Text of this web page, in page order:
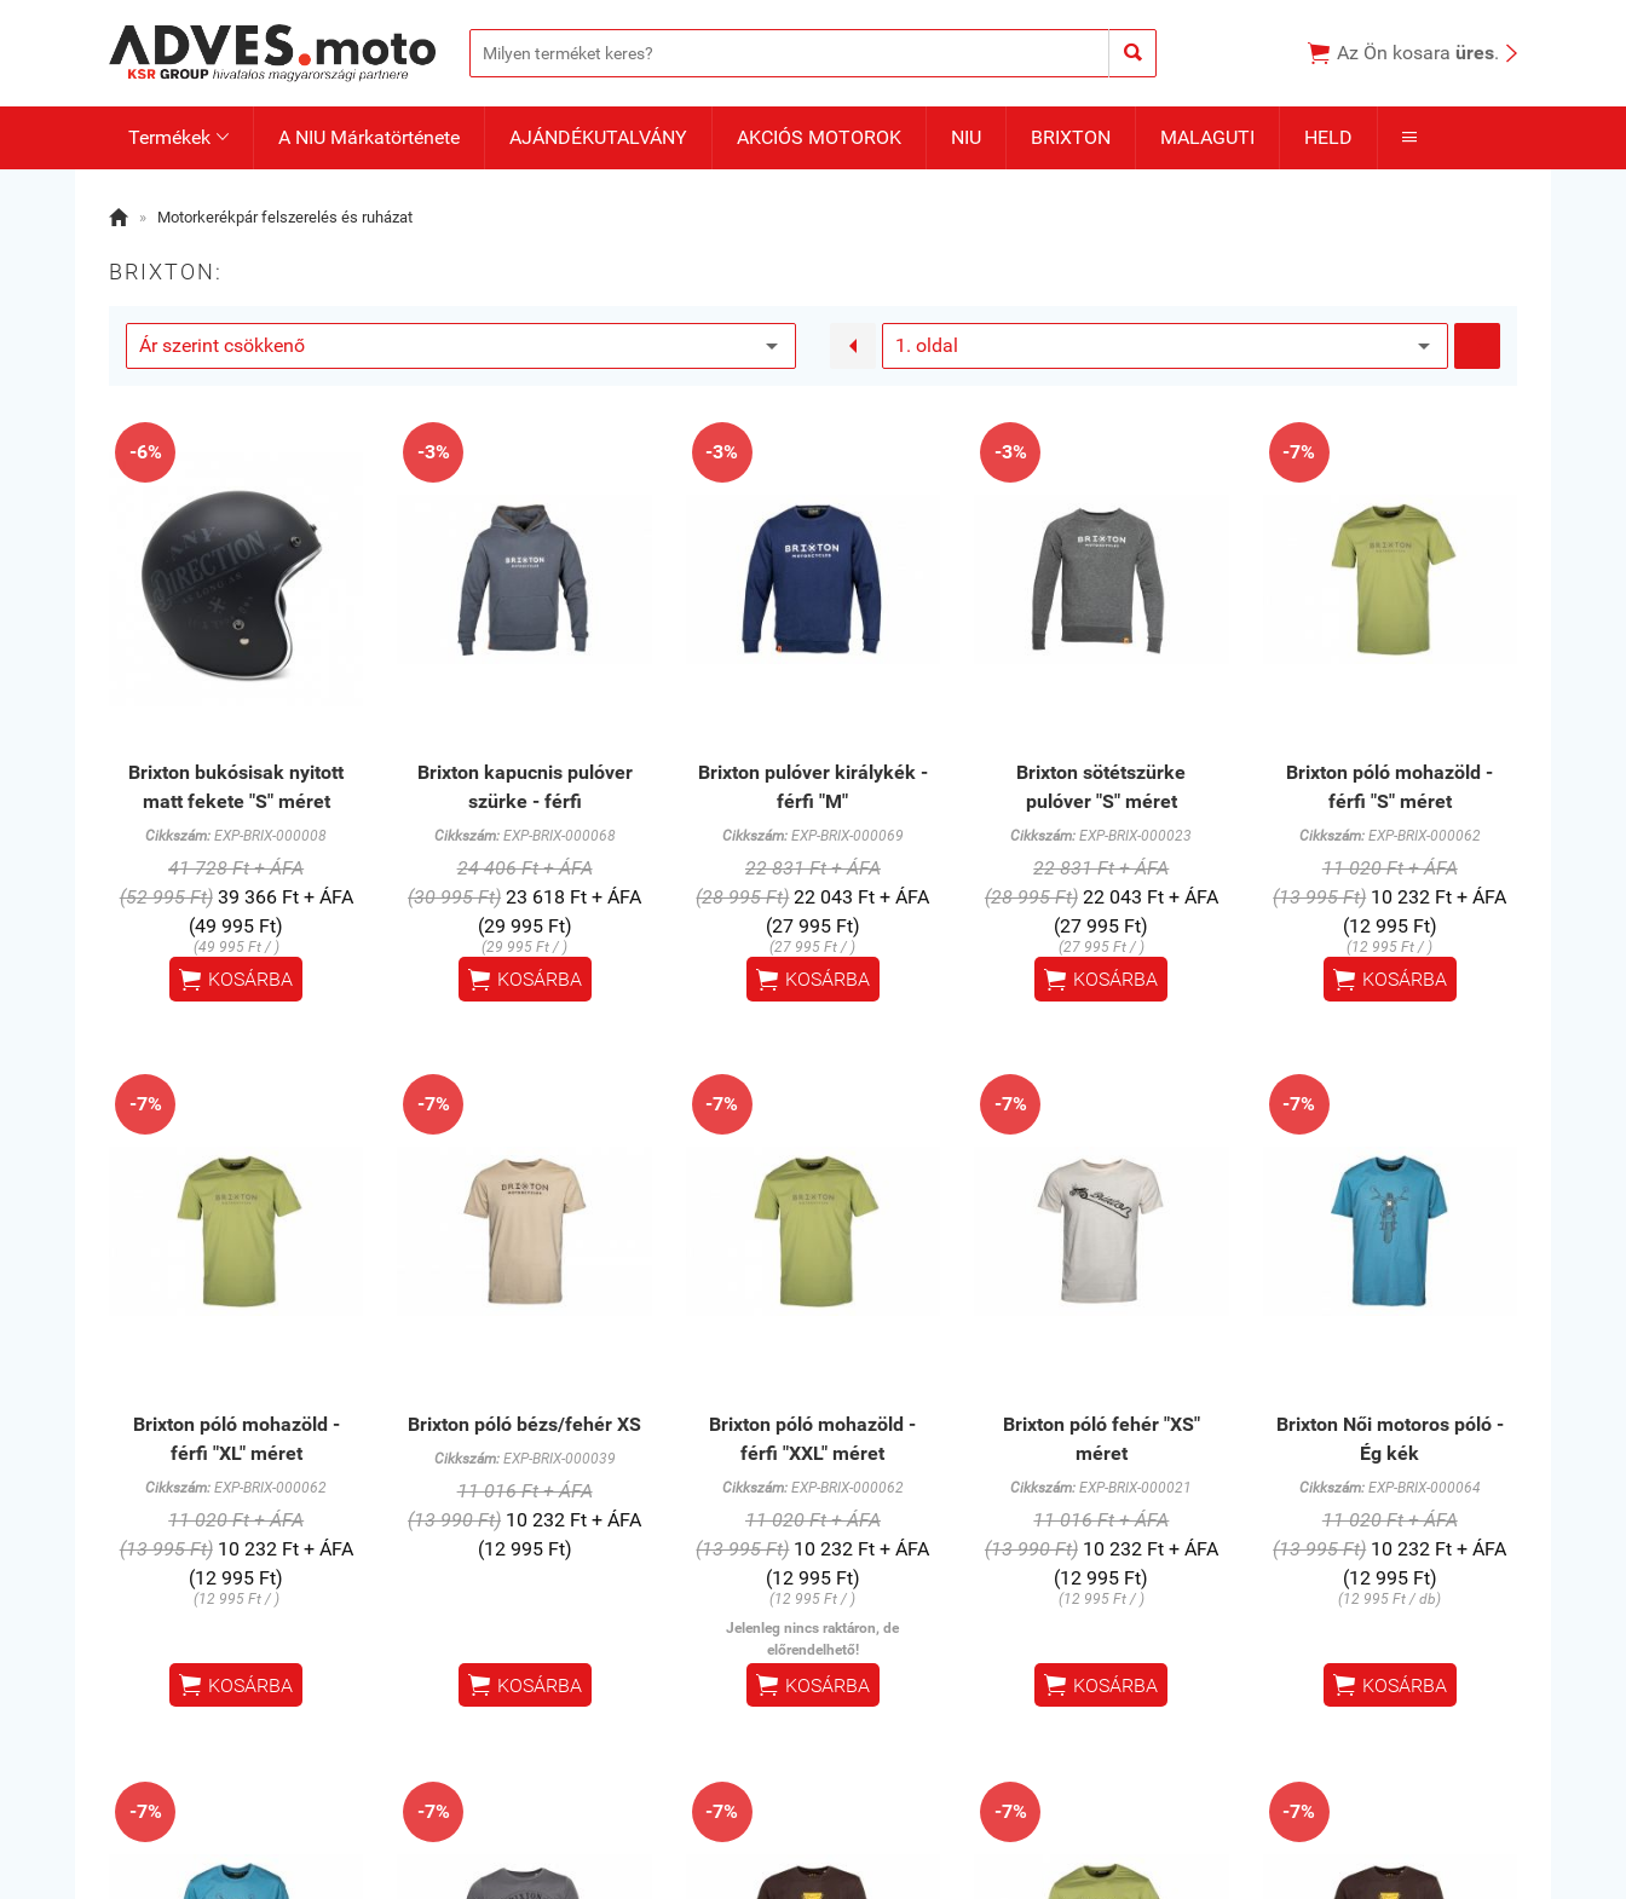
  Az Ön kosara üres. 
Termékek  A NIU Márkatörténete AJÁNDÉKUTALVÁNY AKCIÓS MOTOROK NIU BRIXTON MALAGUTI HELD 
 » Motorkerékpár felszerelés és ruházat
BRIXTON:

-6%
Brixton bukósisak nyitott
matt fekete "S" méret
Cikkszám: EXP-BRIX-000008
41 728 Ft + ÁFA
(52 995 Ft) 39 366 Ft + ÁFA
(49 995 Ft)
(49 995 Ft / )
 KOSÁRBA
-3%
Brixton kapucnis pulóver
szürke - férfi
Cikkszám:EXP-BRIX-000068
24 406 Ft + ÁFA
(30 995 Ft) 23 618 Ft + ÁFA
(29 995 Ft)
(29 995 Ft / )
 KOSÁRBA
-3%
Brixton pulóver királykék -
férfi "M"
Cikkszám:EXP-BRIX-000069
22 831 Ft + ÁFA
(28 995 Ft) 22 043 Ft + ÁFA
(27 995 Ft)
(27 995 Ft / )
 KOSÁRBA
-3%
Brixton sötétszürke
pulóver "S" méret
Cikkszám: EXP-BRIX-000023
22 831 Ft + ÁFA
(28 995 Ft) 22 043 Ft + ÁFA
(27 995 Ft)
(27 995 Ft / )
 KOSÁRBA
-7%
Brixton póló mohazöld -
férfi "S" méret
Cikkszám:EXP-BRIX-000062
11 020 Ft + ÁFA
(13 995 Ft) 10 232 Ft + ÁFA
(12 995 Ft)
(12 995 Ft / )
 KOSÁRBA
-7%
Brixton póló mohazöld -
férfi "XL" méret
Cikkszám: EXP-BRIX-000062
11 020 Ft + ÁFA
(13 995 Ft) 10 232 Ft + ÁFA
(12 995 Ft)
(12 995 Ft / )
 KOSÁRBA
-7%
Brixton póló bézs/fehér XS
Cikkszám:EXP-BRIX-000039
11 016 Ft + ÁFA
(13 990 Ft) 10 232 Ft + ÁFA
(12 995 Ft)
 KOSÁRBA
-7%
Brixton póló mohazöld -
férfi "XXL" méret
Cikkszám:EXP-BRIX-000062
11 020 Ft + ÁFA
(13 995 Ft) 10 232 Ft + ÁFA
(12 995 Ft)
(12 995 Ft / )
Jelenleg nincs raktáron, de
előrendelhető!
 KOSÁRBA
-7%
Brixton póló fehér "XS"
méret
Cikkszám: EXP-BRIX-000021
11 016 Ft + ÁFA
(13 990 Ft) 10 232 Ft + ÁFA
(12 995 Ft)
(12 995 Ft / )
 KOSÁRBA
-7%
Brixton Női motoros póló -
Ég kék
Cikkszám:EXP-BRIX-000064
11 020 Ft + ÁFA
(13 995 Ft) 10 232 Ft + ÁFA
(12 995 Ft)
(12 995 Ft / db)
 KOSÁRBA
-7% -7% -7% -7% -7%